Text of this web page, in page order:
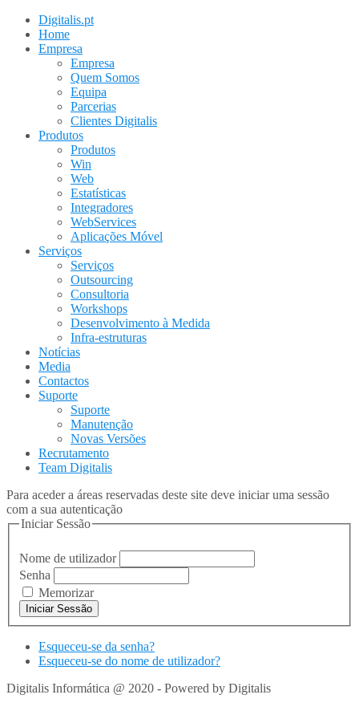
Digitalis.pt
Home
Empresa
Empresa
Quem Somos
Equipa
Parcerias
Clientes Digitalis
Produtos
Produtos
Win
Web
Estatísticas
Integradores
WebServices
Aplicações Móvel
Serviços
Serviços
Outsourcing
Consultoria
Workshops
Desenvolvimento à Medida
Infra-estruturas
Notícias
Media
Contactos
Suporte
Suporte
Manutenção
Novas Versões
Recrutamento
Team Digitalis
Para aceder a áreas reservadas deste site deve iniciar uma sessão
com a sua autenticação
Iniciar Sessão
Nome de utilizador
Senha
Memorizar
Esqueceu-se da senha?
Esqueceu-se do nome de utilizador?
Digitalis Informática @ 2020 - Powered by Digitalis